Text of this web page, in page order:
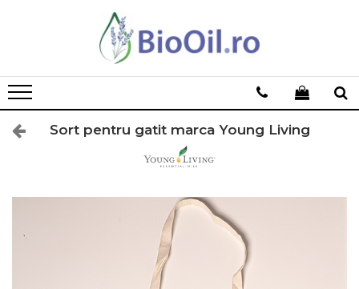
Sort pentru gatit marca Young Living